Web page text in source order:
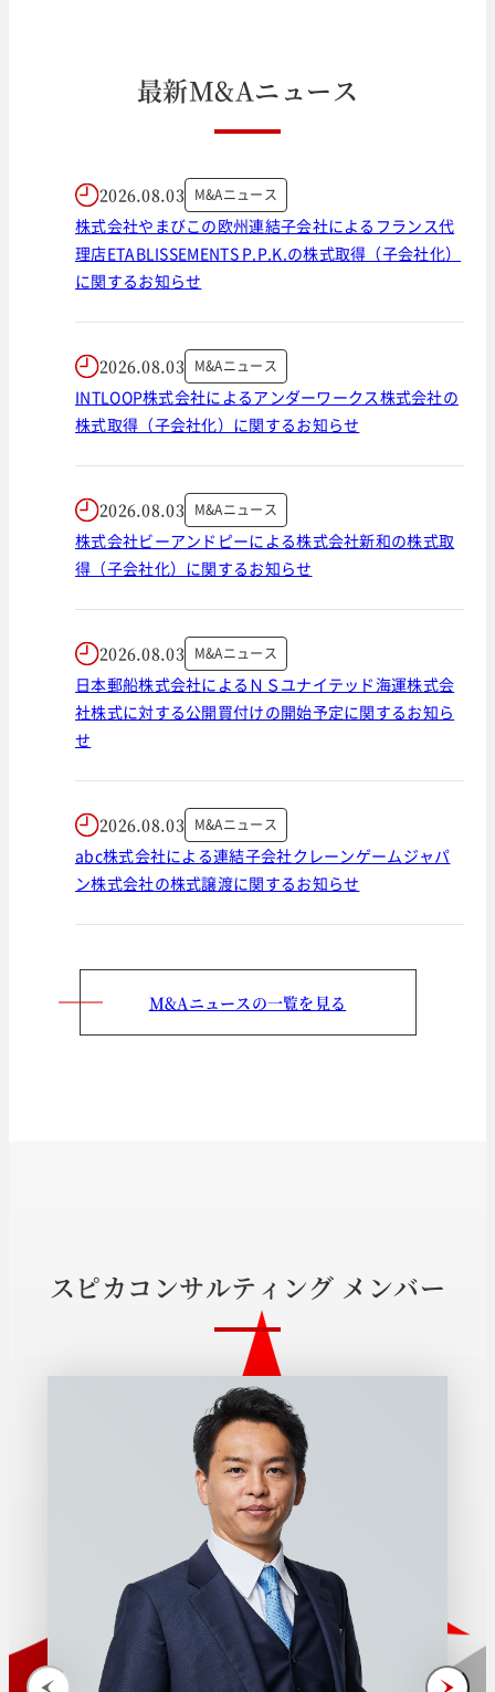
最新M&Aニュース
2026.08.03 M&Aニュース
株式会社やまびこの欧州連結子会社によるフランス代
理店ETABLISSEMENTS P.P.K.の株式取得（子会社化）
に関するお知らせ
2026.08.03 M&Aニュース
INTLOOP株式会社によるアンダーワークス株式会社の
株式取得（子会社化）に関するお知らせ
2026.08.03 M&Aニュース
株式会社ビーアンドピーによる株式会社新和の株式取
得（子会社化）に関するお知らせ
2026.08.03 M&Aニュース
日本郵船株式会社によるＮＳユナイテッド海運株式会
社株式に対する公開買付けの開始予定に関するお知ら
せ
2026.08.03 M&Aニュース
abc株式会社による連結子会社クレーンゲームジャパ
ン株式会社の株式譲渡に関するお知らせ
M&Aニュースの一覧を見る
スピカコ ンサルテ ィ ング メ ンバー